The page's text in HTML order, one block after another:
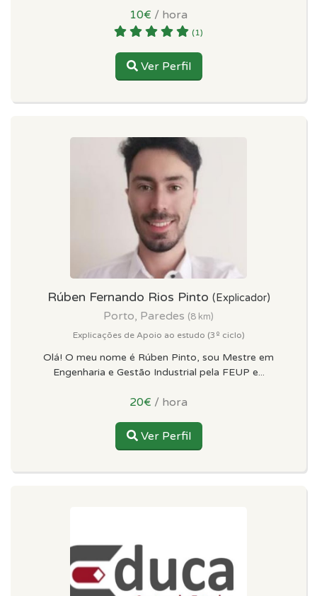
10€ / hora
(1)
Ver Perfil
Rúben Fernando Rios Pinto (Explicador)
Porto, Paredes (8 km)
Explicações de Apoio ao estudo (3º ciclo)
Olá! O meu nome é Rúben Pinto, sou Mestre em
Engenharia e Gestão Industrial pela FEUP e...
20€ / hora
Ver Perfil